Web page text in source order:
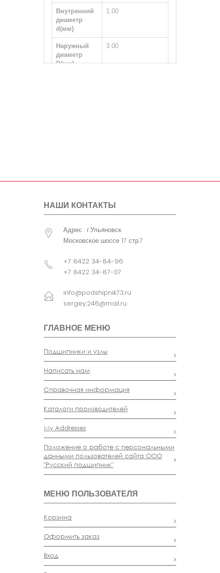
Внутренний
диаметр
d(мм)
1.00
Наружный
диаметр
D(мм)
3.00
НАШИ КОНТАКТЫ
Адрес : г.Ульяновск
Московское шоссе 17 стр.7
+7 8422 34-84-96
+7 8422 34-87-07
info@podshipnik73.ru
sergey.246@mail.ru
ГЛАВНОЕ МЕНЮ
Подшипники и узлы
Написать нам
Справочная информация
Каталоги производителей
My Addresses
Положение о работе с персональными
данными пользователей сайта ООО
"Русский подшипник"
МЕНЮ ПОЛЬЗОВАТЕЛЯ
Корзина
Оформить заказ
Вход